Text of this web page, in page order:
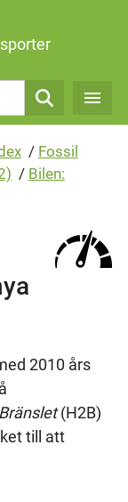
Sök
/ Fossil
/ Bilen:
2010 års
Bränslet(H2B)
till att